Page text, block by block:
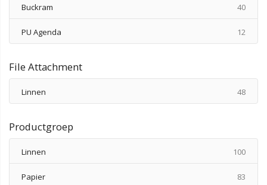
Buckram 40
PU Agenda 12
File Attachment
Linnen 48
Productgroep
Linnen 100
Papier 83